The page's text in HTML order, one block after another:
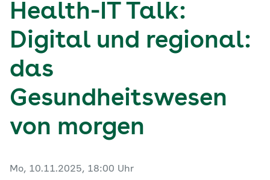
Health-IT Talk:
Digital und regional:
das
Gesundheitswesen
von morgen
Mo, 10.11.2025, 18:00 Uhr